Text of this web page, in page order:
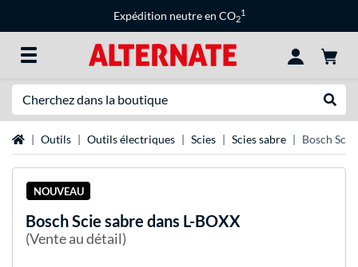
Expédition neutre en CO2
1
Page d'accueil
Outils Outils électriques Scies Scies sabre Bosch
NOUVEAU
BoschScie sabre dans L-BOXX
(Vente au détail)